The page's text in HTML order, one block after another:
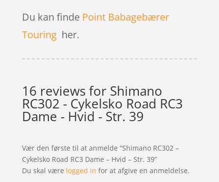
Du kan finde Point Babagebærer
Touringher.
16 reviews for Shimano
RC302 - Cykelsko Road RC3
Dame - Hvid - Str. 39
Vær den første til at anmelde “Shimano RC302 –
Cykelsko Road RC3 Dame – Hvid – Str. 39”
Du skal være logged in for at afgive en anmeldelse.